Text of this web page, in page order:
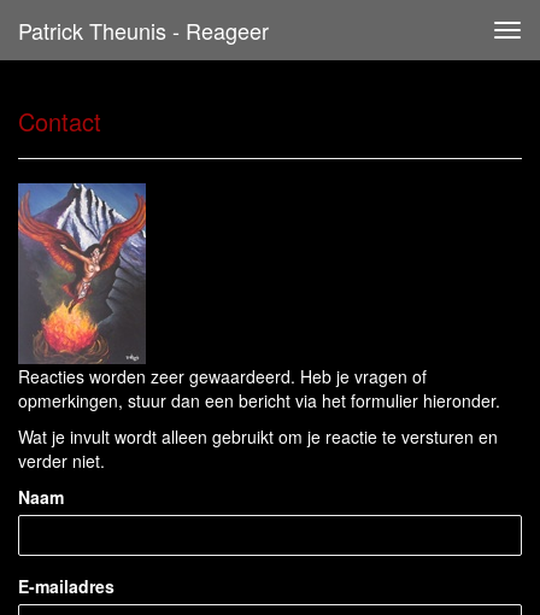
Patrick Theunis - Reageer
Contact
Reacties worden zeer gewaardeerd. Heb je vragen of
opmerkingen, stuur dan een bericht via het formulier hieronder.
Wat je invult wordt alleen gebruikt om je reactie te versturen en
verder niet.
Naam
E-mailadres